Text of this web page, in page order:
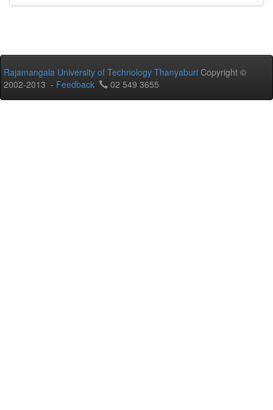
Rajamangala University of Technology Thanyaburi Copyright ©
2002-2013 - Feedback 02 549 3655